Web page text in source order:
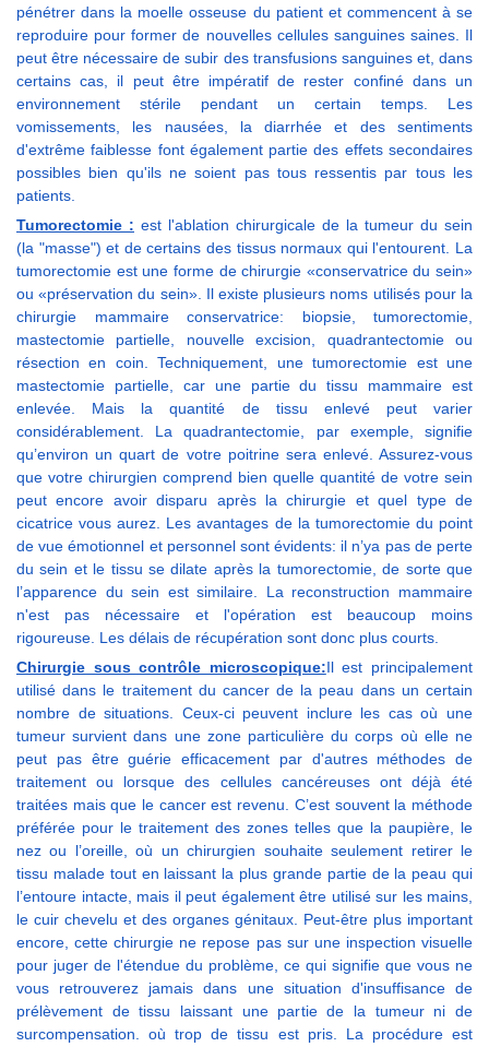
pénétrer dans la moelle osseuse du patient et commencent à se
reproduire pour former de nouvelles cellules sanguines saines. Il
peut être nécessaire de subir des transfusions sanguines et, dans
certains cas, il peut être impératif de rester confiné dans un
environnement stérile pendant un certain temps. Les
vomissements, les nausées, la diarrhée et des sentiments
d'extrême faiblesse font également partie des effets secondaires
possibles bien qu'ils ne soient pas tous ressentis par tous les
patients.
Tumorectomie : est l'ablation chirurgicale de la tumeur du sein
(la "masse") et de certains des tissus normaux qui l'entourent. La
tumorectomie est une forme de chirurgie «conservatrice du sein»
ou «préservation du sein». Il existe plusieurs noms utilisés pour la
chirurgie mammaire conservatrice: biopsie, tumorectomie,
mastectomie partielle, nouvelle excision, quadrantectomie ou
résection en coin. Techniquement, une tumorectomie est une
mastectomie partielle, car une partie du tissu mammaire est
enlevée. Mais la quantité de tissu enlevé peut varier
considérablement. La quadrantectomie, par exemple, signifie
qu’environ un quart de votre poitrine sera enlevé. Assurez-vous
que votre chirurgien comprend bien quelle quantité de votre sein
peut encore avoir disparu après la chirurgie et quel type de
cicatrice vous aurez. Les avantages de la tumorectomie du point
de vue émotionnel et personnel sont évidents: il n’ya pas de perte
du sein et le tissu se dilate après la tumorectomie, de sorte que
l’apparence du sein est similaire. La reconstruction mammaire
n'est pas nécessaire et l'opération est beaucoup moins
rigoureuse. Les délais de récupération sont donc plus courts.
Chirurgie sous contrôle microscopique:Il est principalement
utilisé dans le traitement du cancer de la peau dans un certain
nombre de situations. Ceux-ci peuvent inclure les cas où une
tumeur survient dans une zone particulière du corps où elle ne
peut pas être guérie efficacement par d'autres méthodes de
traitement ou lorsque des cellules cancéreuses ont déjà été
traitées mais que le cancer est revenu. C’est souvent la méthode
préférée pour le traitement des zones telles que la paupière, le
nez ou l’oreille, où un chirurgien souhaite seulement retirer le
tissu malade tout en laissant la plus grande partie de la peau qui
l’entoure intacte, mais il peut également être utilisé sur les mains,
le cuir chevelu et des organes génitaux. Peut-être plus important
encore, cette chirurgie ne repose pas sur une inspection visuelle
pour juger de l'étendue du problème, ce qui signifie que vous ne
vous retrouverez jamais dans une situation d'insuffisance de
prélèvement de tissu laissant une partie de la tumeur ni de
surcompensation. où trop de tissu est pris. La procédure est